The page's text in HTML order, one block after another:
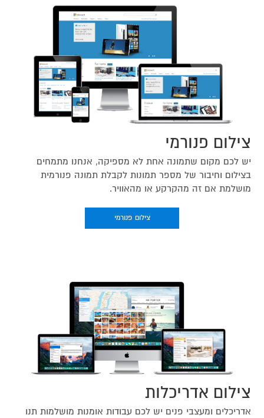
צילום פנורמי
יש לכם מקום שתמונה אחת לא מספיקה, אנחנו מתמחים
בצילום וחיבור של מספר תמונות לקבלת תמונה פנורמית
מושלמת אם זה מהקרקע או מהאוויר.
צילום פנורמי
צילום אדריכלות
אדריכלים ומעצבי פנים יש לכם עבודות אומנות מושלמות תנו